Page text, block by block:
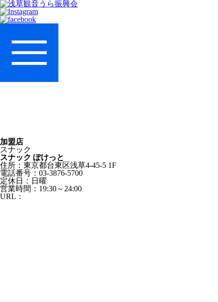
加盟店
スナック
スナック ぽけっと
住所：東京都台東区浅草4-45-5 1F
電話番号：03-3876-5700
定休日：日曜
営業時間：19:30～24:00
URL：